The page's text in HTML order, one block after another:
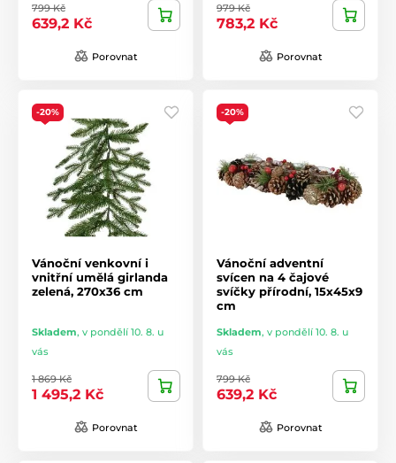
799 Kč
639,2 Kč
Porovnat
979 Kč
783,2 Kč
Porovnat
-20%
Vánoční venkovní i
vnitřní umělá girlanda
zelená, 270x36 cm
Skladem, v pondělí 10. 8. u
vás
1 869 Kč
1 495,2 Kč
Porovnat
-20%
Vánoční adventní
svícen na 4 čajové
svíčky přírodní, 15x45x9
cm
Skladem, v pondělí 10. 8. u
vás
799 Kč
639,2 Kč
Porovnat